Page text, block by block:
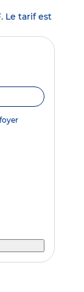
Le tarif est